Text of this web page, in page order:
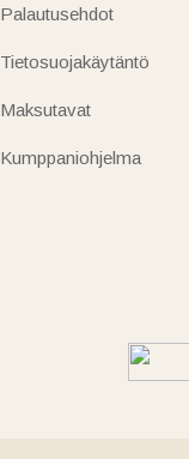
Palautusehdot
Tietosuojakäytäntö
Maksutavat
Kumppaniohjelma